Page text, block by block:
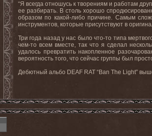
“Я всегда отношусь к творениям и работам
ее разбирать. В столь хорошо
образом по какой-либо причине. Самым
инструментов, которые присутствуют в
Три года назад у нас было что-то типа
чем-то всем вместе, так что я сделал
удалось превратить накопленное
вероятность того, что сейчас группы был
Дебютный альбо DEAF RAT “Ban The Light”